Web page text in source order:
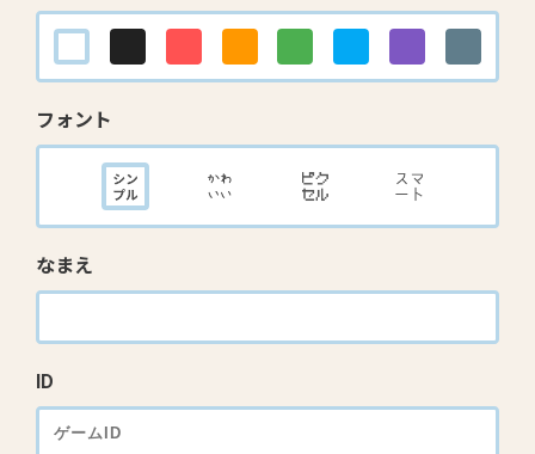
フォント
なまえ
ID